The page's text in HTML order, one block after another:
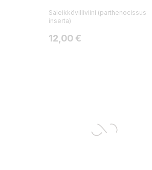
Säleikkövilliviini (parthenocissus
inserta)
Hinta
12,00 €